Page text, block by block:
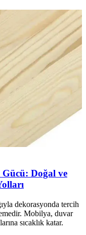
Gücü: Doğal ve
dekorasyonda tercih
Mobilya, duvar
sıcaklık katar.